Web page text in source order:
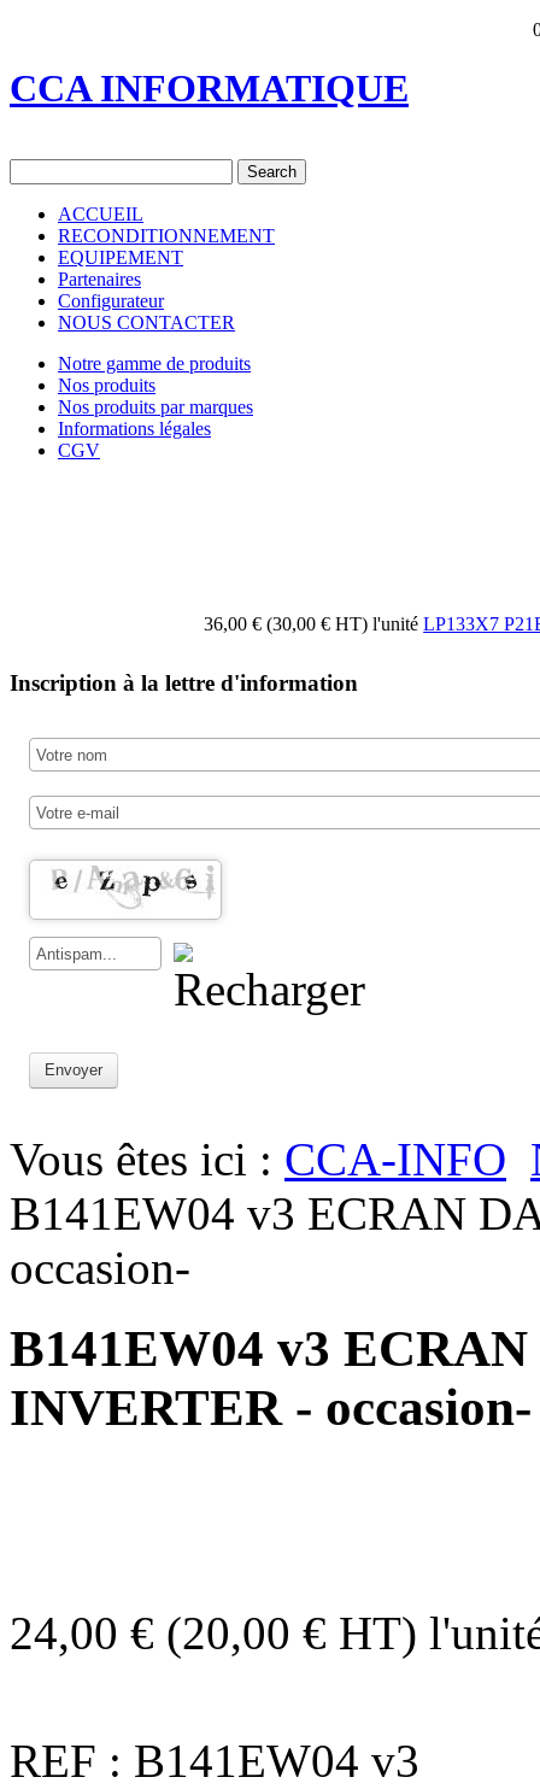
CCA INFORMATIQUE
ACCUEIL
RECONDITIONNEMENT
EQUIPEMENT
Partenaires
Configurateur
NOUS CONTACTER
Notre gamme de produits
Nos produits
Nos produits par marques
Informations légales
CGV
36,00 € (30,00 € HT)l'unité LP133X7
Inscription à la lettre d'information
Envoyer
Vous êtes ici : CCA-INFO
B141EW04 v3 ECRAN
occasion-
B141EW04 v3
INVERTER - occasion-
24,00 € (20,00 € HT)
REF : B141EW04 v3